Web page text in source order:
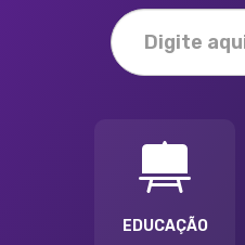
EDUCAÇÃO